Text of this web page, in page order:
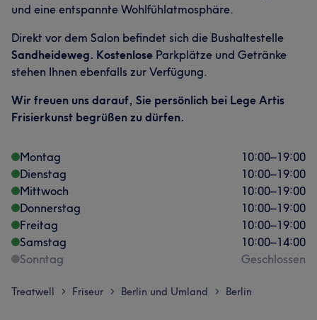
und eine entspannte Wohlfühlatmosphäre.
Direkt vor dem Salon befindet sich die Bushaltestelle
Sandheideweg. Kostenlose Parkplätze und Getränke
stehen Ihnen ebenfalls zur Verfügung.
Wir freuen uns darauf, Sie persönlich bei Lege Artis
Frisierkunst begrüßen zu dürfen.
Montag 10:00–19:00
Dienstag
10:00–19:00
Mittwoch
10:00–19:00
Donnerstag
10:00–19:00
Freitag
10:00–19:00
Samstag
10:00–14:00
Sonntag
Geschlossen
Treatwell > Friseur > Berlin und Umland > Berlin